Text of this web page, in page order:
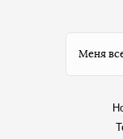
Меня